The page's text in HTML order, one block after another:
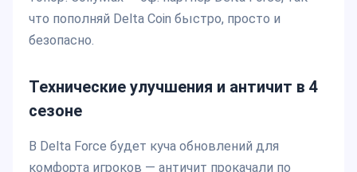
что пополняй Delta Coin быстро, просто и
безопасно.
Технические улучшения и античит в 4
сезоне
В Delta Force будет куча обновлений для
комфорта игроков — античит прокачали по